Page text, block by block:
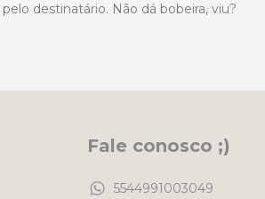
destinatário. Não dá bobeira, viu?
Fale conosco ;)
5544991003049